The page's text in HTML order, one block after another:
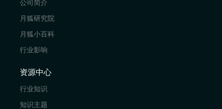
公司简介
月狐研究院
月狐小百科
行业影响
资源中心
行业知识
知识主题